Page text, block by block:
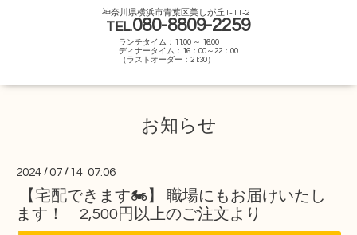
神奈川県横浜市青葉区美しが丘1-11-21
TEL.080-8809-2259
ランチタイム：11:00 ～ 16:00
ディナータイム：16：00～22：00
（ラストオーダー：21:30）
お知らせ
2024 /07 / 14 07:06
【宅配できます🏍】 職場にもお届けいたし
ます！ 2,500円以上のご注文より